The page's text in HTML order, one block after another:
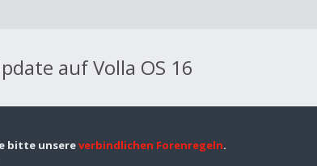
auf Volla OS 16
bitte unsereverbindlichen Forenregeln.